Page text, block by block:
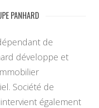
PANHARD
de
développe et
Société de
également